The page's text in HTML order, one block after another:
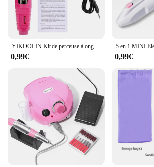
size and lightweight design make it
and transport, making it a perfect
the-go touch-ups or for use in a busy
environment.
**A Tool for Every Need**
This 12 en 1 Lime à Ongles Electrique
nail file; it's a complete nail care
multiple attachments allow you to
of tasks, from gentle buffing to
ensuring that your nails are left
and healthy. The set is designed to
types and sizes, making it a versatile
anyone looking to maintain their nail
appearance. Whether you're prepping
occasion or simply maintaining your
this set has got you covered.
YIKOOLIN Kit de perceuse à ongles acrylique lime à ongles électrique 20000 tr/min forets à ongles électriques portables dissolvant de Gel outils pour ongles
0,99€ 0,99€